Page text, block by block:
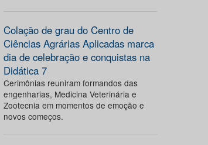
Colação de grau do Centro de
Ciências Agrárias Aplicadas marca
dia de celebração e conquistas na
Didática 7
Cerimônias reuniram formandos das
engenharias, Medicina Veterinária e
Zootecnia em momentos de emoção e
novos começos.